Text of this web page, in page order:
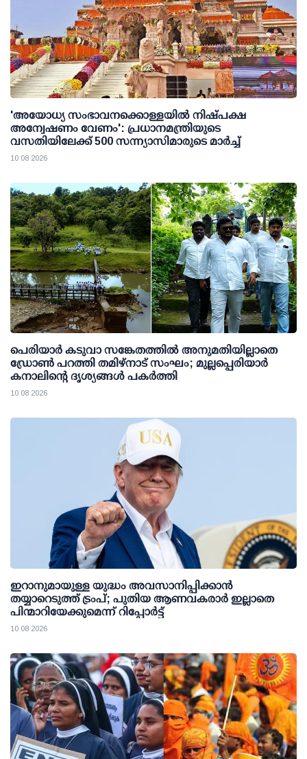
'അയോധ്യ സംഭാവനക്കൊള്ളയില്‍ നിഷ്പക്ഷ
അന്വേഷണം വേണം': പ്രധാനമന്ത്രിയുടെ
വസതിയിലേക്ക് 500 സന്ന്യാസിമാരുടെ മാര്‍ച്ച്
10 08 2026
പെരിയാര്‍ കടുവാ സങ്കേതത്തില്‍ അനുമതിയില്ലാതെ
ഡ്രോണ്‍ പറത്തി തമിഴ്നാട് സംഘം; മുല്ലപ്പെരിയാര്‍
കനാലിന്റെ ദൃശ്യങ്ങള്‍ പകര്‍ത്തി
10 08 2026
ഇറാനുമായുള്ള യുദ്ധം അവസാനിപ്പിക്കാൻ
തയ്യാറെടുത്ത് ട്രംപ്; പുതിയ ആണവകരാർ ഇല്ലാതെ
പിന്മാറിയേക്കുമെന്ന് റിപ്പോർട്ട്
10 08 2026